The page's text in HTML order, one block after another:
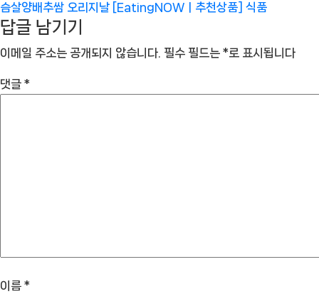
슴살양배추쌈 오리지날 [EatingNOWㅣ추천상품]
식품
답글 남기기
이메일 주소는 공개되지 않습니다. 필수 필드는 *로 표시됩니다
댓글 *
이름 *